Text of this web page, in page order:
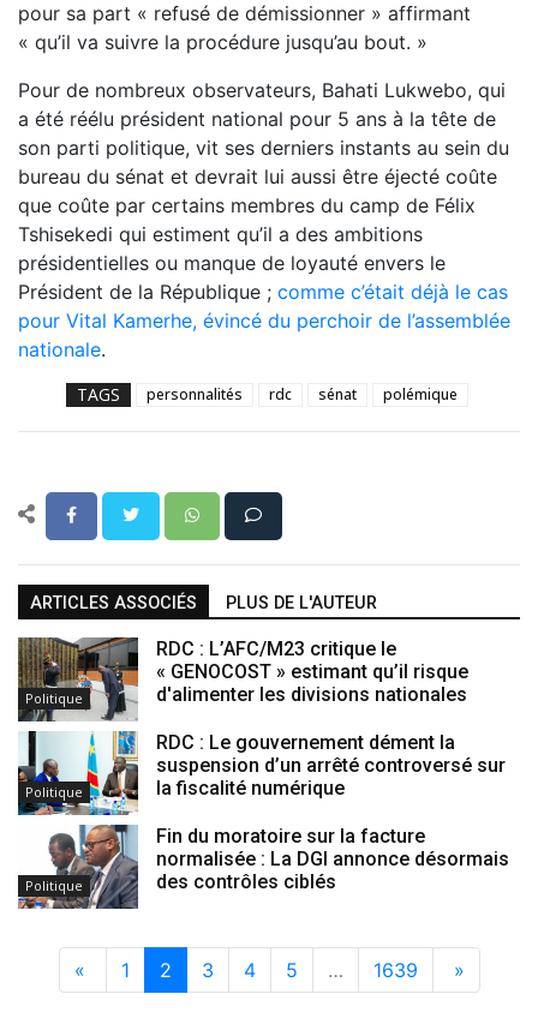
pour sa part « refusé de démissionner » affirmant
« qu’il va suivre la procédure jusqu’au bout. »
Pour de nombreux observateurs, Bahati Lukwebo, qui
a été réélu président national pour 5 ans à la tête de
son parti politique, vit ses derniers instants au sein du
bureau du sénat et devrait lui aussi être éjecté coûte
que coûte par certains membres du camp de Félix
Tshisekedi qui estiment qu’il a des ambitions
présidentielles ou manque de loyauté envers le
Président de la République ; comme c’était déjà le cas
pour Vital Kamerhe, évincé du perchoir de l’assemblée
nationale.
TAGS personnalités rdc sénat polémique
ARTICLES ASSOCIÉS PLUS DE L'AUTEUR
Politique
RDC : L’AFC/M23 critique le
« GENOCOST » estimant qu’il risque
d'alimenter les divisions nationales
Politique
RDC : Le gouvernement dément la
suspension d’un arrêté controversé sur
la fiscalité numérique
Politique
Fin du moratoire sur la facture
normalisée : La DGI annonce désormais
des contrôles ciblés
« 1 2 3 4 5 … 1639 »